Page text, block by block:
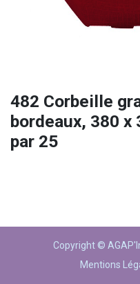
482 Corbeille
bordeaux, 380 x
par 25
Copyright ©
Mentions